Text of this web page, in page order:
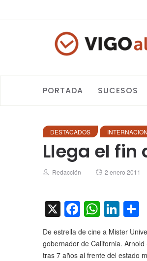
PORTADA SUCESOS
DESTACADOS
Llega el fin
Author
Redacción
Posted
2 enero 2011
X Facebook
De estrella de cine a Mister
gobernador de California.
tras 7 años al frente del estado